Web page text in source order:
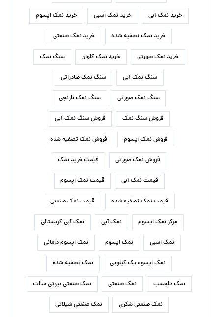
خرید نمک آبی خرید نمک اسبی خرید نمک اپسوم
خرید نمک تصفیه شده خرید نمک صنعتی
خرید نمک صورتی خرید نمک کلوان سنگ نمک
سنگ نمک آبی سنگ نمک صادراتی
سنگ نمک صورتی سنگ نمک نارنجی
فروش سنگ نمک فروش سنگ نمک آبی
فروش نمک اپسوم فروش نمک تصفیه شده
فروش نمک صورتی قیمت خرید نمک
قیمت نمک آبی قیمت نمک اپسوم
قیمت نمک تصفیه شده قیمت نمک صنعتی
مرکز نمک اپسوم نمک آبی نمک آبی کریستالی
نمک اسبی نمک اپسوم نمک اپسوم درمانی
نمک اپسوم یک کیلویی نمک تصفیه شده
نمک دلچسب نمک صنعتی نمک صنعتی بیوتی سالت
نمک صنعتی شکری نمک صنعتی شیلاتی